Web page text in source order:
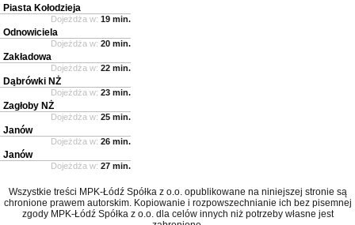
Piasta Kołodzieja
Dojeżdża w: 19 min.
Odnowiciela
Dojeżdża w: 20 min.
Zakładowa
Dojeżdża w: 22 min.
Dąbrówki NŻ
Dojeżdża w: 23 min.
Zagłoby NŻ
Dojeżdża w: 25 min.
Janów
Dojeżdża w: 26 min.
Janów
Dojeżdża w: 27 min.
Wszystkie treści MPK-Łódź Spółka z o.o. opublikowane na niniejszej stronie są
chronione prawem autorskim. Kopiowanie i rozpowszechnianie ich bez pisemnej
zgody MPK-Łódź Spółka z o.o. dla celów innych niż potrzeby własne jest